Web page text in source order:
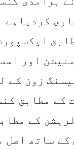
اور
زون کے
کے مطابق
کے
کے ساتھ